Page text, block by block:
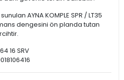
AYNA KOMPLE SPR / LT35
dengesini ön planda tutan
16 SRV